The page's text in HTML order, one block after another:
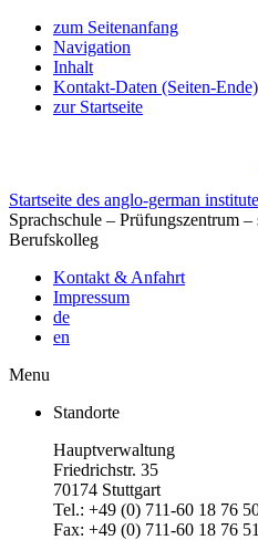
zum Seitenanfang
Navigation
Inhalt
Kontakt-Daten (Seiten-Ende)
zur Startseite
Startseite des anglo-german institute
Sprachschule – Prüfungszentrum –
Berufskolleg
Kontakt & Anfahrt
Impressum
de
en
Menu
Standorte
Hauptverwaltung
Friedrichstr. 35
70174 Stuttgart
Tel.: +49 (0) 711-60 18 76
Fax: +49 (0) 711-60 18 76